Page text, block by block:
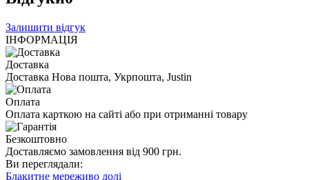
Залишити відгук
ІНФОРМАЦІЯ
Доставка
Доставка Нова пошта, Укрпошта, Justin
Оплата
Оплата карткою на сайті або при отриманні товару
Безкоштовно
Доставляємо замовлення від 900 грн.
Ви переглядали:
Блакитне мереживо долі